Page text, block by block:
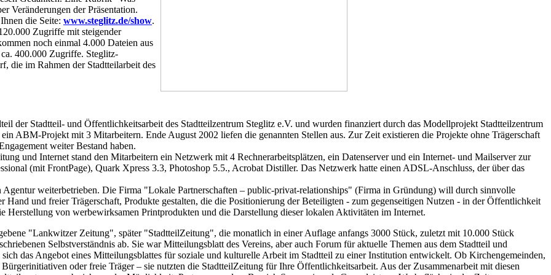
Veränderungen der Präsentation.
die Seite: www.steglitz.de/show.
Zugriffe mit steigender
noch einmal 4.000 Dateien aus
400.000 Zugriffe. Steglitz-
die im Rahmen der Stadtteilarbeit des
der Stadtteil- und Öffentlichkeitsarbeit des Stadtteilzentrum Steglitz e.V. und wurden finanziert durch das Modellprojekt Stadtteilzentrum
ABM-Projekt mit 3 Mitarbeitern. Ende August 2002 liefen die genannten Stellen aus. Zur Zeit existieren die Projekte ohne Trägerschaft
weiter Bestand haben.
und Internet stand den Mitarbeitern ein Netzwerk mit 4 Rechnerarbeitsplätzen, ein Datenserver und ein Internet- und Mailserver zur
(mit FrontPage), Quark Xpress 3.3, Photoshop 5.5., Acrobat Distiller. Das Netzwerk hatte einen ADSL-Anschluss, der über das
weiterbetrieben. Die Firma "Lokale Partnerschaften – public-privat-relationships" (Firma in Gründung) will durch sinnvolle
und freier Trägerschaft, Produkte gestalten, die die Positionierung der Beteiligten - zum gegenseitigen Nutzen - in der Öffentlichkeit
von werbewirksamen Printprodukten und die Darstellung dieser lokalen Aktivitäten im Internet.
"Lankwitzer Zeitung", später "StadtteilZeitung", die monatlich in einer Auflage anfangs 3000 Stück, zuletzt mit 10.000 Stück
Selbstverständnis ab. Sie war Mitteilungsblatt des Vereins, aber auch Forum für aktuelle Themen aus dem Stadtteil und
das Angebot eines Mitteilungsblattes für soziale und kulturelle Arbeit im Stadtteil zu einer Institution entwickelt. Ob Kirchengemeinden,
oder freie Träger – sie nutzten die StadtteilZeitung für Ihre Öffentlichkeitsarbeit. Aus der Zusammenarbeit mit diesen